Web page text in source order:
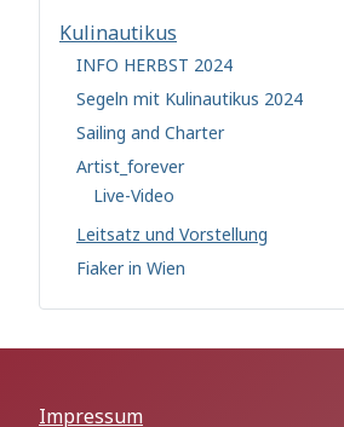
Kulinautikus
INFO HERBST 2024
Segeln mit Kulinautikus 2024
Sailing and Charter
Artist_forever
Live-Video
Leitsatz und Vorstellung
Fiaker in Wien
Impressum